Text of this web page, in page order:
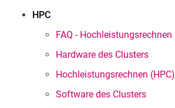
HPC
FAQ - Hochleistungsrechnen
Hardware des Clusters
Hochleistungsrechnen (HPC)
Software des Clusters